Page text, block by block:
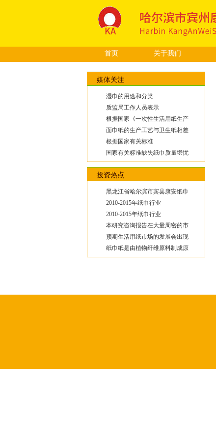
首页 关于我们
媒体关注
湿巾的用途和分类
质监局工作人员表示
根据国家《一次性生活用纸生产
面巾纸的生产工艺与卫生纸相差
根据国家有关标准
国家有关标准缺失纸巾质量堪忧
投资热点
黑龙江省哈尔滨市宾县康安纸巾
2010-2015年纸巾行业
2010-2015年纸巾行业
本研究咨询报告在大量周密的市
预期生活用纸市场的发展会出现
纸巾纸是由植物纤维原料制成原